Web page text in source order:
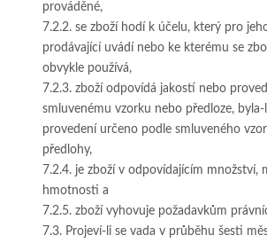
prováděné,
7.2.2. se zboží hodí k účelu, který pro
prodávající uvádí nebo ke kterému se
obvykle používá,
7.2.3. zboží odpovídá jakostí nebo
smluvenému vzorku nebo předloze,
provedení určeno podle smluveného
předlohy,
7.2.4. je zboží v odpovídajícím množství,
hmotnosti a
7.2.5. zboží vyhovuje požadavkům
7.3. Projeví-li se vada v průběhu šesti